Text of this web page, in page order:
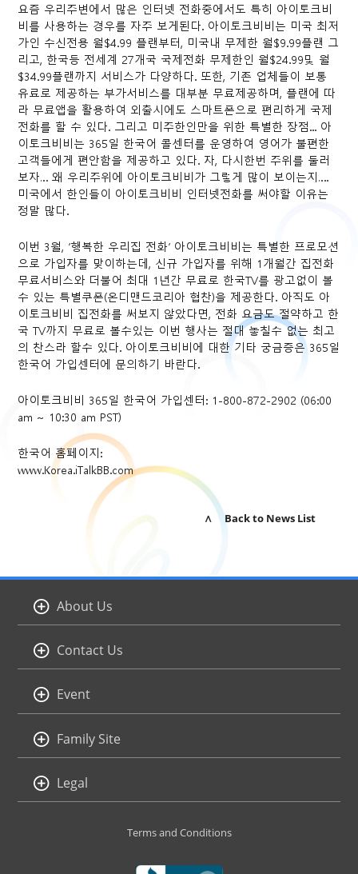
요즘 우리주변에서 많은 인터넷 전화중에서도 특히 아이토크비
비를 사용하는 경우를 자주 보게된다. 아이토크비비는 미국 최저
가인 수신전용 월$4.99 플랜부터, 미국내 무제한 월$9.99플랜 그
리고, 한국등 전세계 27개국 국제전화 무제한인 월$24.99및 월
$34.99플랜까지 서비스가 다양하다. 또한, 기존 업체들이 보통
유료로 제공하는 부가서비스를 대부분 무료제공하며, 플랜에 따
라 무료앱을 활용하여 외출시에도 스마트폰으로 편리하게 국제
전화를 할 수 있다. 그리고 미주한인만을 위한 특별한 장점... 아
이토크비비는 365일 한국어 콜센터를 운영하여 영어가 불편한
고객들에게 편안함을 제공하고 있다. 자, 다시한번 주위를 둘러
보자… 왜 우리주위에 아이토크비비가 그렇게 많이 보이는지….
미국에서 한인들이 아이토크비비 인터넷전화를 써야할 이유는
정말 많다.
이번 3월, ‘행복한 우리집 전화’ 아이토크비비는 특별한 프로모션
으로 가입자를 맞이하는데, 신규 가입자를 위해 1개월간 집전화
무료서비스와 더불어 최대 1년간 무료로 한국TV를 광고없이 볼
수 있는 특별쿠폰(온디맨드코리아 협찬)을 제공한다. 아직도 아
이토크비비 집전화를 써보지 않았다면, 전화 요금도 절약하고 한
국 TV까지 무료로 볼수있는 이번 행사는 절대 놓칠수 없는 최고
의 찬스라 할수 있다. 아이토크비비에 대한 기타 궁금증은 365일
한국어 가입센터에 문의하기 바란다.
아이토크비비 365일 한국어 가입센터: 1-800-872-2902 (06:00
am ~ 10:30 am PST)
한국어 홈페이지:
www.Korea.iTalkBB.com
∧ Back to News List
About Us
Contact Us
Event
Family Site
Legal
Terms and Conditions